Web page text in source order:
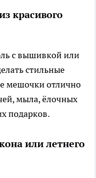
красивого
с вышивкой или
стильные
мешочки отлично
мыла, ёлочных
подарков.
или летнего